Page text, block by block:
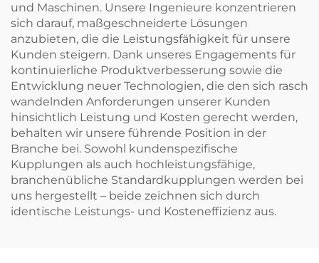
und Maschinen. Unsere Ingenieure konzentrieren
sich darauf, maßgeschneiderte Lösungen
anzubieten, die die Leistungsfähigkeit für unsere
Kunden steigern. Dank unseres Engagements für
kontinuierliche Produktverbesserung sowie die
Entwicklung neuer Technologien, die den sich rasch
wandelnden Anforderungen unserer Kunden
hinsichtlich Leistung und Kosten gerecht werden,
behalten wir unsere führende Position in der
Branche bei. Sowohl kundenspezifische
Kupplungen als auch hochleistungsfähige,
branchenübliche Standardkupplungen werden bei
uns hergestellt – beide zeichnen sich durch
identische Leistungs- und Kosteneffizienz aus.